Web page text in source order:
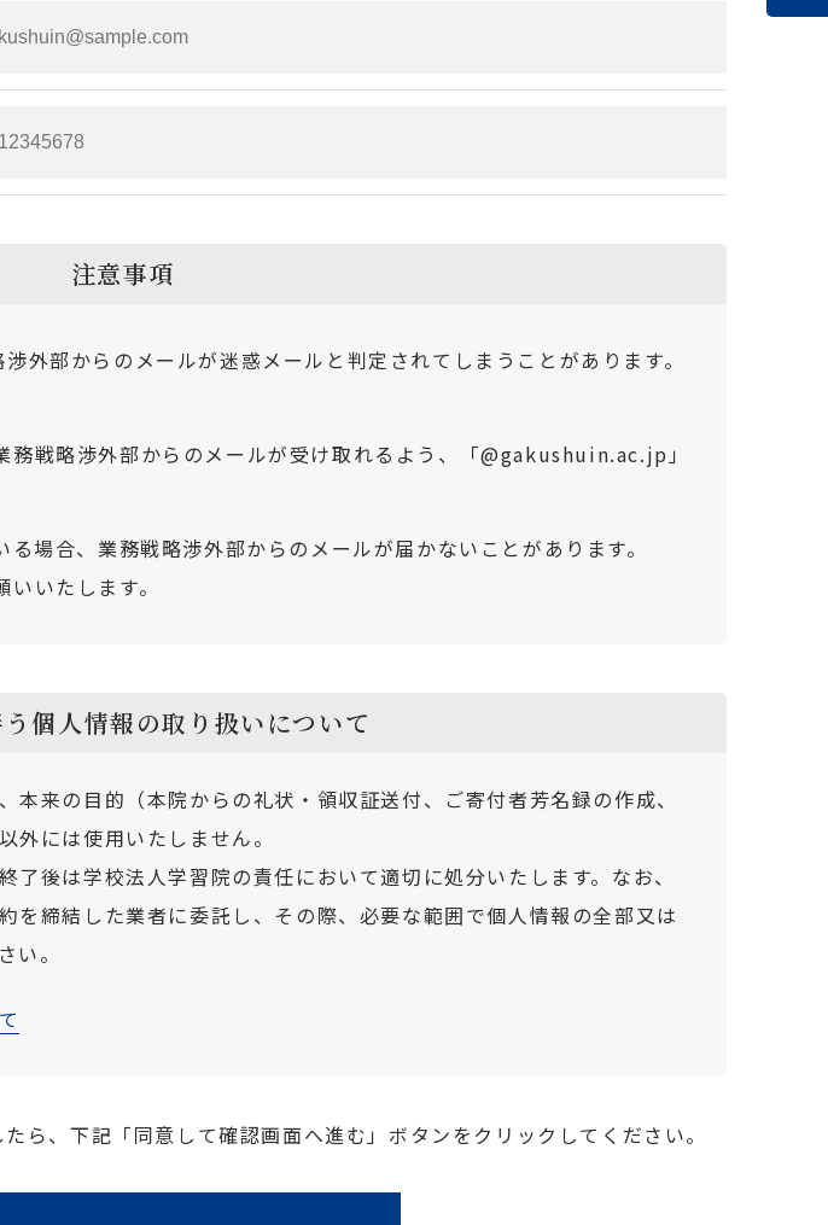
注意事項
部からのメールが迷惑メールと判定されてしまうことがあります。
戦略渉外部からのメールが受け取れるよう、「@gakushuin.ac.jp」
場合、業務戦略渉外部からのメールが届かないことがあります。
いたします。
個人情報の取り扱いについて
来の目的（本院からの礼状・領収証送付、ご寄付者芳名録の作成、
には使用いたしません。
後は学校法人学習院の責任において適切に処分いたします。なお、
を締結した業者に委託し、その際、必要な範囲で個人情報の全部又は
い。
ら、下記「同意して確認画面へ進む」ボタンをクリックしてください。